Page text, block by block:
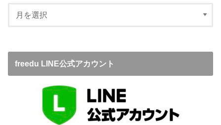
freedu LINE公式アカウント